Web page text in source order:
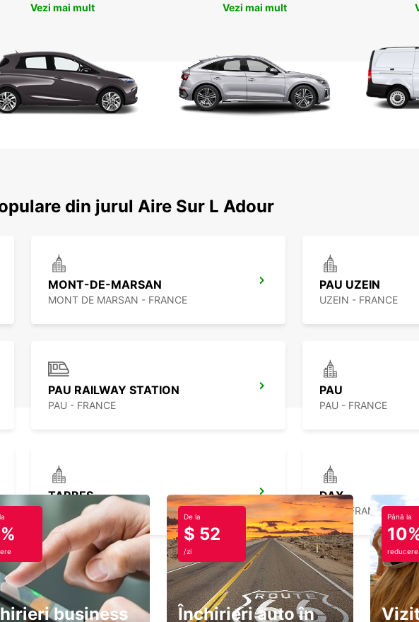
Vezi mai mult
Vezi mai mult
din jurul Aire Sur L Adour
MONT-DE-MARSAN
MONT DE MARSAN - FRANCE
PAU UZEIN
UZEIN - FRANCE
PAU RAILWAY STATION
PAU - FRANCE
PAU
PAU - FRANCE
TARBES
JUILLAN - FRANCE
DAX
DAX - FRANCE
business
De la
$ 52
/zi
Închirieri auto în
Până la
reducere